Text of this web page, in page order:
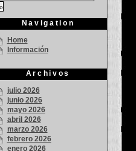
Navigation
Home
Información
Archivos
julio 2026
junio 2026
mayo 2026
abril 2026
marzo 2026
febrero 2026
enero 2026